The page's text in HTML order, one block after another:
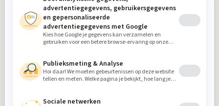
Aanmelden
klantbeoordelingen op